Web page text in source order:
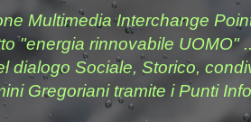
Multimedia Interchange
"energia rinnovabile UOMO"
dialogo Sociale, Storico,
Gregoriani tramite i Punti